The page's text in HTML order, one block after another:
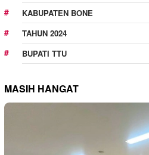
KABUPATEN BONE
TAHUN 2024
BUPATI TTU
MASIH HANGAT